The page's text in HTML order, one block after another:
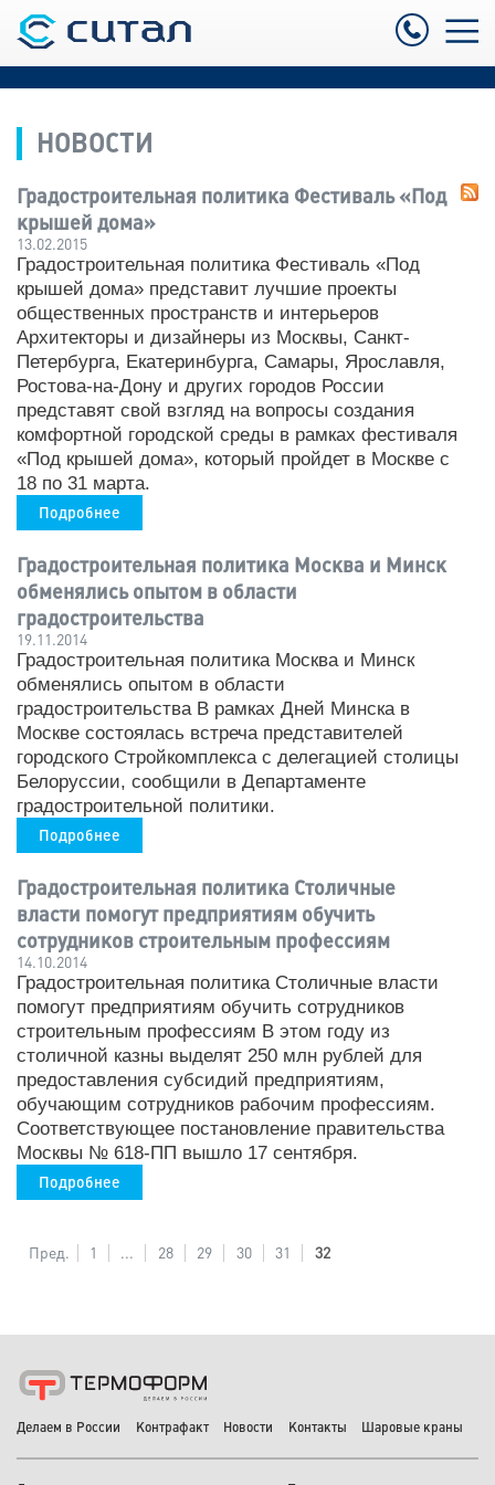
НОВОСТИ
Градостроительная политика Фестиваль «Под
крышей дома»
13.02.2015
Градостроительная политика Фестиваль «Под
крышей дома» представит лучшие проекты
общественных пространств и интерьеров
Архитекторы и дизайнеры из Москвы, Санкт-
Петербурга, Екатеринбурга, Самары, Ярославля,
Ростова-на-Дону и других городов России
представят свой взгляд на вопросы создания
комфортной городской среды в рамках фестиваля
«Под крышей дома», который пройдет в Москве с
18 по 31 марта.
Подробнее
Градостроительная политика Москва и Минск
обменялись опытом в области
градостроительства
19.11.2014
Градостроительная политика Москва и Минск
обменялись опытом в области
градостроительства В рамках Дней Минска в
Москве состоялась встреча представителей
городского Стройкомплекса с делегацией столицы
Белоруссии, сообщили в Департаменте
градостроительной политики.
Подробнее
Градостроительная политика Столичные
власти помогут предприятиям обучить
сотрудников строительным профессиям
14.10.2014
Градостроительная политика Столичные власти
помогут предприятиям обучить сотрудников
строительным профессиям В этом году из
столичной казны выделят 250 млн рублей для
предоставления субсидий предприятиям,
обучающим сотрудников рабочим профессиям.
Соответствующее постановление правительства
Москвы № 618-ПП вышло 17 сентября.
Подробнее
Пред. 1 ... 28 29 30 31 32
Делаем в России Контрафакт Новости Контакты Шаровые краны